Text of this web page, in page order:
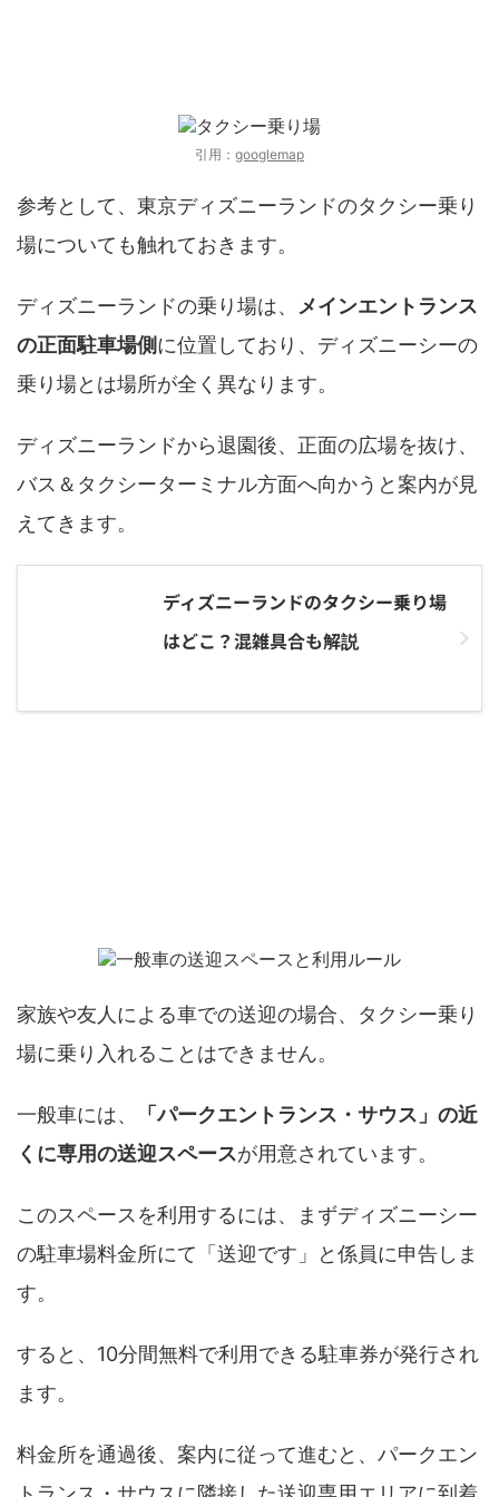
引用： googlemap
参考として、東京ディズニーランドのタクシー乗り
場についても触れておきます。
ディズニーランドの乗り場は、
メインエントランス
の正面駐車場側に位置しており、ディズニーシーの
乗り場とは場所が全く異なります。
ディズニーランドから退園後、正面の広場を抜け、
バス＆タクシーターミナル方面へ向かうと案内が見
えてきます。
ディズニーランドのタクシー乗り場
はどこ？混雑具合も解説
家族や友人による車での送迎の場合、タクシー乗り
場に乗り入れることはできません。
一般車には、
「パークエントランス・サウス」の近
くに専用の送迎スペースが用意されています。
このスペースを利用するには、まずディズニーシー
の駐車場料金所にて「送迎です」と係員に申告しま
す。
すると、10分間無料で利用できる駐車券が発行され
ます。
料金所を通過後、案内に従って進むと、パークエン